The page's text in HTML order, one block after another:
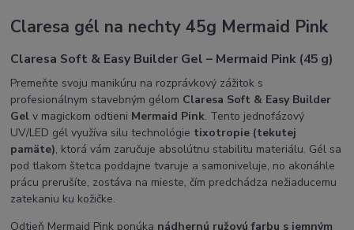
Claresa gél na nechty 45g Mermaid Pink
Claresa Soft & Easy Builder Gel – Mermaid Pink (45 g)
Premeňte svoju manikúru na rozprávkový zážitok s
profesionálnym stavebným gélom Claresa Soft & Easy Builder
Gel v magickom odtieni Mermaid Pink. Tento jednofázový
UV/LED gél využíva silu technológie tixotropie (tekutej
pamäte), ktorá vám zaručuje absolútnu stabilitu materiálu. Gél sa
pod tlakom štetca poddajne tvaruje a samoniveluje, no akonáhle
prácu prerušíte, zostáva na mieste, čím predchádza nežiaducemu
zatekaniu ku kožičke.
Odtieň Mermaid Pink ponúka nádhernú ružovú farbu s jemným